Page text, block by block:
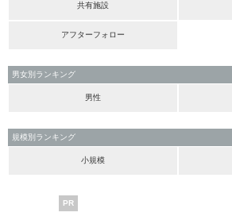
共有施設
アフターフォロー
男女別ランキング
男性
規模別ランキング
小規模
PR